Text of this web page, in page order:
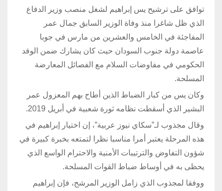
توافق على ترشيح يس إبراهيم لشغل منصب وزير الدفاع
الذي ظل شاغرا منذ وفاة الوزير السابق جمال عمر
المفاجئة في الخامس والعشرين من مارس في جوبا
عاصمة دولة جنوب السودان حيث كان يشارك ضمن الوفد
الحكومي في مفاوضات السلام مع الفصائل المعارضة
المسلحة.
وكان يس من كبار الضباط الذين أطاح بهم المعزول عمر
البشير الذي أسقطت نظامه ثورة شعبية في أبريل 2019.
وقال مجذوب لـ”سكاي نيوز عربية”، إن اختيار إبراهيم في
هذه المرحلة يعتبر أمرا مناسبا نظرا لتمتعه بخبرة كبيرة في
شؤون التفاوض والترتيبات الأمنية والاحترام الواسع الذي
يحظى به في أوساط ضباط القوات المسلحة.
ووفقا لمجذوب الذي زامل الوزير المرشح، فإن إبراهيم